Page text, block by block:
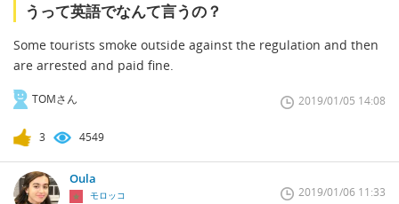
うって英語でなんて言うの？
Some tourists smoke outside against the regulation and then
are arrested and paid fine.
TOMさん 2019/01/05 14:08
3 4549
Oula
モロッコ 2019/01/06 11:33